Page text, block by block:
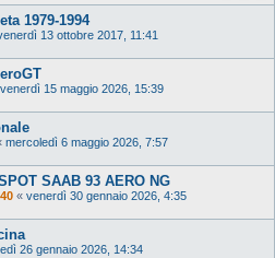
1979-1994
13 ottobre 2017, 11:41
venerdì 15 maggio 2026, 15:39
mercoledì 6 maggio 2026, 7:57
SAAB 93 AERO NG
« venerdì 30 gennaio 2026, 4:35
26 gennaio 2026, 14:34